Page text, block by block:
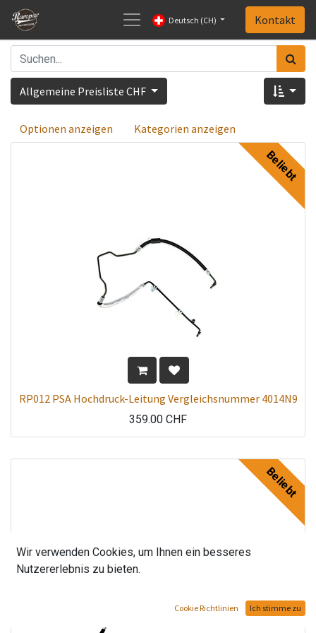
Deutsch (CH) Kontakt
Allgemeine Preisliste CHF
Optionen anzeigen Kategorien anzeigen
RP012 PSA Hochdruck-Leitung Vergleichsnummer 4014N9
359.00 CHF
Beliebt
Beliebt
Wir verwenden Cookies, um Ihnen ein besseres
Nutzererlebnis zu bieten.
Cookie Richtlinien Ich stimme zu